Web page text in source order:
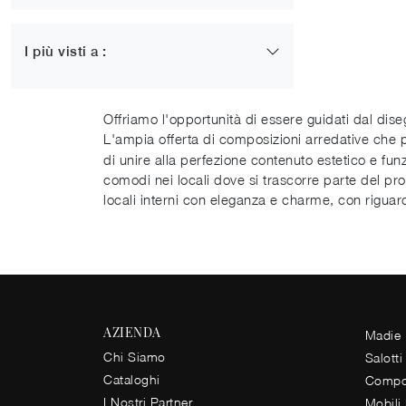
Moderne 30
I più visti a :
22
32
Trani 26
Offriamo l'opportunità di essere guidati dal
L'ampia offerta di composizioni arredative che
di unire alla perfezione contenuto estetico e
comodi nei locali dove si trascorre parte del
locali interni con eleganza e charme, con
AZIENDA
Chi Siamo
Cataloghi
I Nostri Partner
Madie
Salotti
Mobili